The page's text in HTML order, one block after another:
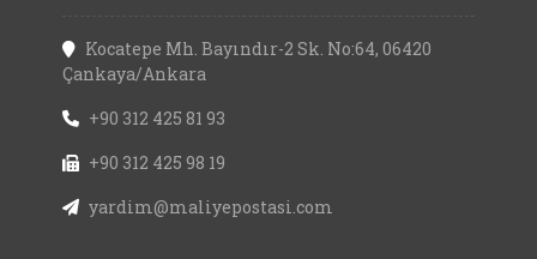
Kocatepe Mh. Bayındır-2 Sk. No:64, 06420
Çankaya/Ankara
+90 312 425 81 93
+90 312 425 98 19
yardim@maliyepostasi.com